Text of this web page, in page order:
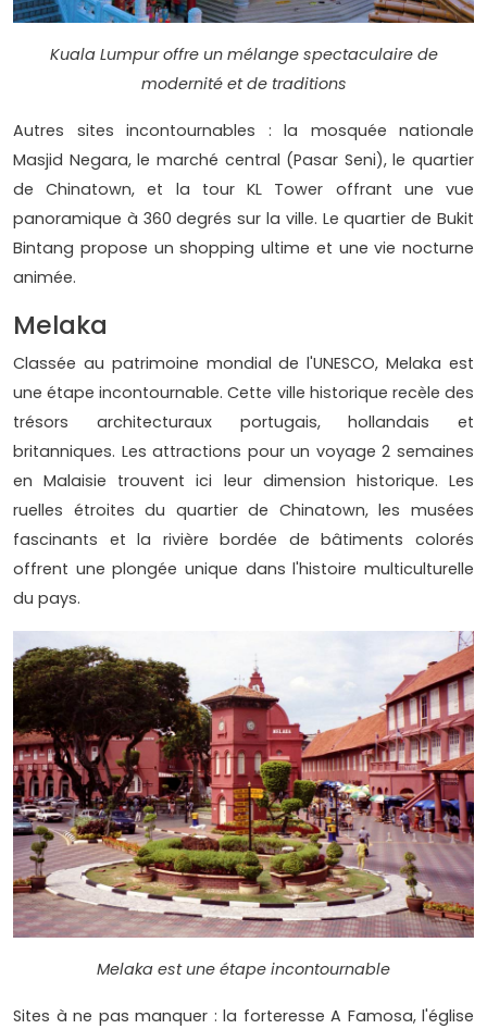
Kuala Lumpur offre un mélange spectaculaire de
modernité et de traditions
Autres sites incontournables : la mosquée nationale
Masjid Negara, le marché central (Pasar Seni), le quartier
de Chinatown, et la tour KL Tower offrant une vue
panoramique à 360 degrés sur la ville. Le quartier de Bukit
Bintang propose un shopping ultime et une vie nocturne
animée.
Melaka
Classée au patrimoine mondial de l'UNESCO, Melaka est
une étape incontournable. Cette ville historique recèle des
trésors architecturaux portugais, hollandais et
britanniques. Les attractions pour un voyage 2 semaines
en Malaisie trouvent ici leur dimension historique. Les
ruelles étroites du quartier de Chinatown, les musées
fascinants et la rivière bordée de bâtiments colorés
offrent une plongée unique dans l'histoire multiculturelle
du pays.
Melaka est une étape incontournable
Sites à ne pas manquer : la forteresse A Famosa, l'église